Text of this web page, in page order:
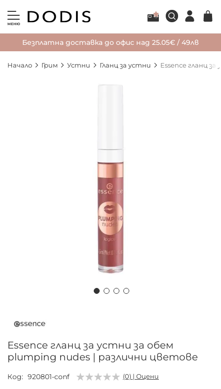
МЕНЮ
Безплатна доставка до офис над 25.05€ / 49лв
Начало Грим Устни Гланц за устни Essence гланц
началото
галерия
със
снимки
Essence гланц за устни за обем
plumping nudes | различни цветове
Код 920801-conf (0) | Оцени